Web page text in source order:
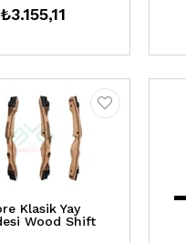
₺3.155,11
Klasik Yay
Wood Shift